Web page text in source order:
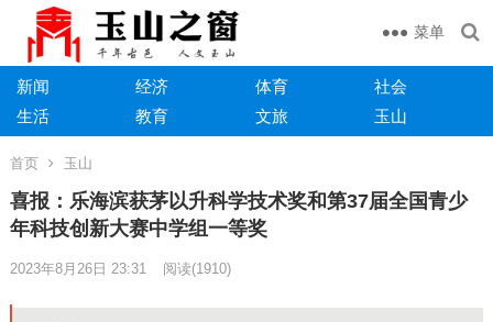
菜单
新闻 经济 体育
社会
生活
教育 文旅 玉山
首页 玉山
喜报：乐海滨获茅以升科学技术奖和第37届全国青少
年科技创新大赛中学组一等奖
2023年8月26日 23:31 阅读(1910)